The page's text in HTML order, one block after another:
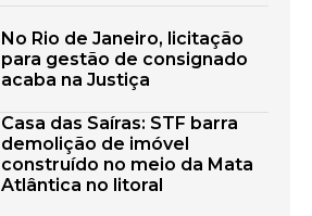
No Rio de Janeiro, licitação
para gestão de consignado
acaba na Justiça
Casa das Saíras: STF barra
demolição de imóvel
construído no meio da Mata
Atlântica no litoral